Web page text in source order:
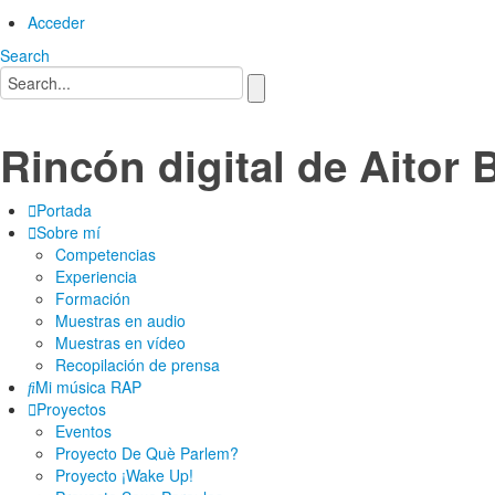
Acceder
Search
Rincón digital de Aitor
Portada
Sobre mí
Competencias
Experiencia
Formación
Muestras en audio
Muestras en vídeo
Recopilación de prensa
Mi música RAP
Proyectos
Eventos
Proyecto De Què Parlem?
Proyecto ¡Wake Up!